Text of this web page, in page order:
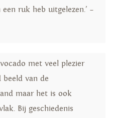
ruk heb uitgelezen.’ –
met veel plezier
beeld van de
maar het is ook
Bij geschiedenis